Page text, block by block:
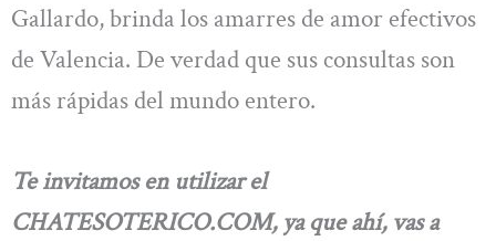
Gallardo, brinda los amarres de amor efectivos
de Valencia. De verdad que sus consultas son
más rápidas del mundo entero.
Te invitamos en utilizar el
CHATESOTERICO.COM, ya que ahí, vas a